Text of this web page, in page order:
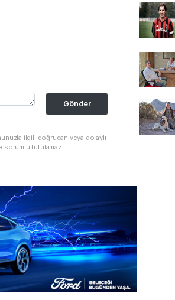
Gönder
ilgili doğrudan veya dolaylı
sorumlu tutulamaz.